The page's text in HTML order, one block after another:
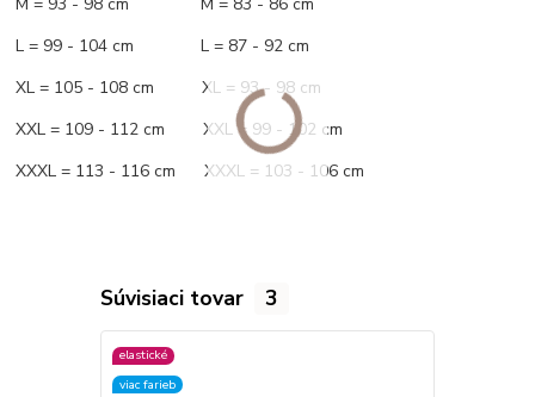
L = 99 - 104 cm L = 87 - 92 cm
XL = 105 - 108 cm XL = 93 - 98 cm
XXL = 109 - 112 cm XXL = 99 - 102 cm
XXXL = 113 - 116 cm XXXL = 103 - 106 cm
Súvisiaci tovar 3
elastické
viac farieb